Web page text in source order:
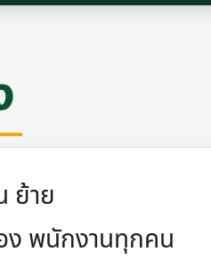
ย้าย
ง พนักงานทุกคน